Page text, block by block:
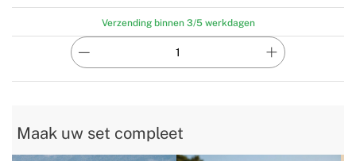
Verzending binnen 3/5 werkdagen
Maak uw set compleet